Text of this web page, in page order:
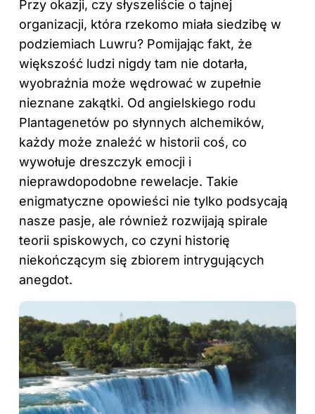
Przy okazji, czy słyszeliście o tajnej
organizacji, która rzekomo miała siedzibę w
podziemiach Luwru? Pomijając fakt, że
większość ludzi nigdy tam nie dotarła,
wyobraźnia może wędrować w zupełnie
nieznane zakątki. Od angielskiego rodu
Plantagenetów po słynnych alchemików,
każdy może znaleźć w historii coś, co
wywołuje dreszczyk emocji i
nieprawdopodobne rewelacje. Takie
enigmatyczne opowieści nie tylko podsycają
nasze pasje, ale również rozwijają spirale
teorii spiskowych, co czyni historię
niekończącym się zbiorem intrygujących
anegdot.